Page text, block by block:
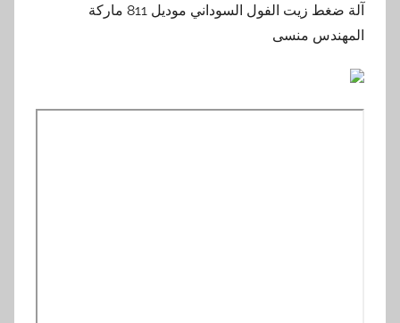
آلة ضغط زيت الفول السوداني موديل 811 ماركة
المهندس منسى